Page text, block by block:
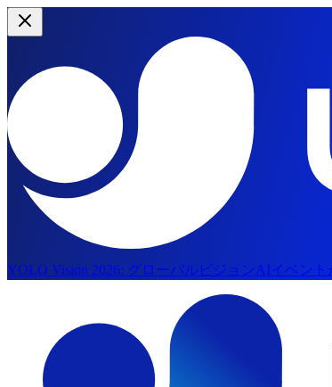
YOLO Vision 2026: グローバルビジョンAIイベント